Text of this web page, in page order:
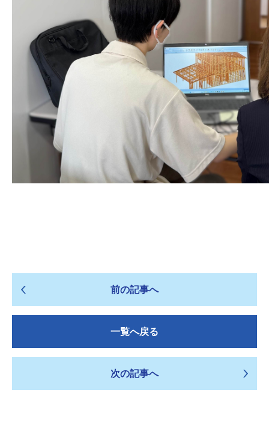
前の記事へ
一覧へ戻る
次の記事へ